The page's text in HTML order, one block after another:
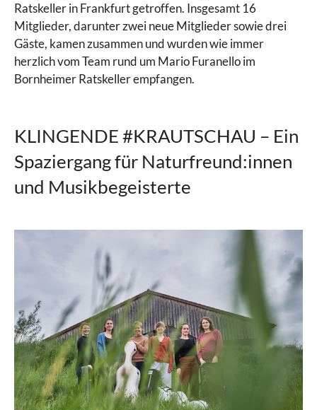
Ratskeller in Frankfurt getroffen. Insgesamt 16
Mitglieder, darunter zwei neue Mitglieder sowie drei
Gäste, kamen zusammen und wurden wie immer
herzlich vom Team rund um Mario Furanello im
Bornheimer Ratskeller empfangen.
KLINGENDE #KRAUTSCHAU – Ein
Spaziergang für Naturfreund:innen
und Musikbegeisterte